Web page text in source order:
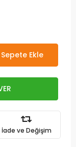
Sepete Ekle
İade ve Değişim